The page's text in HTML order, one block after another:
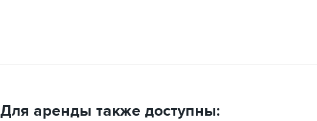
Для аренды также доступны: